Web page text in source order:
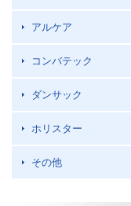
アルケア
コンバテック
ダンサック
ホリスター
その他